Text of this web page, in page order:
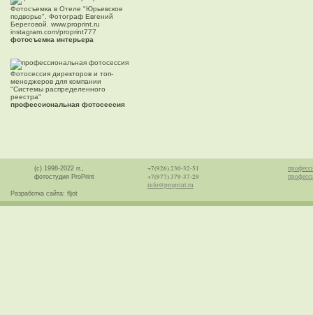
Фотосъемка в Отеле "Юрьевское
подворье". Фотограф Евгений
Береговой. www.proprint.ru
instagram.com/proprint777
фотосъемка интерьера
Фотосессия директоров и топ-
менеджеров для компании
"Системы распределенного
реестра"
профессиональная фотосессия
(с) 1998-2022 гг.,
фотостудия ProPrint
Разработка сайта: fljot
+7(926) 230-32-51
+7(977) 379-37-29
info@proprint.ru